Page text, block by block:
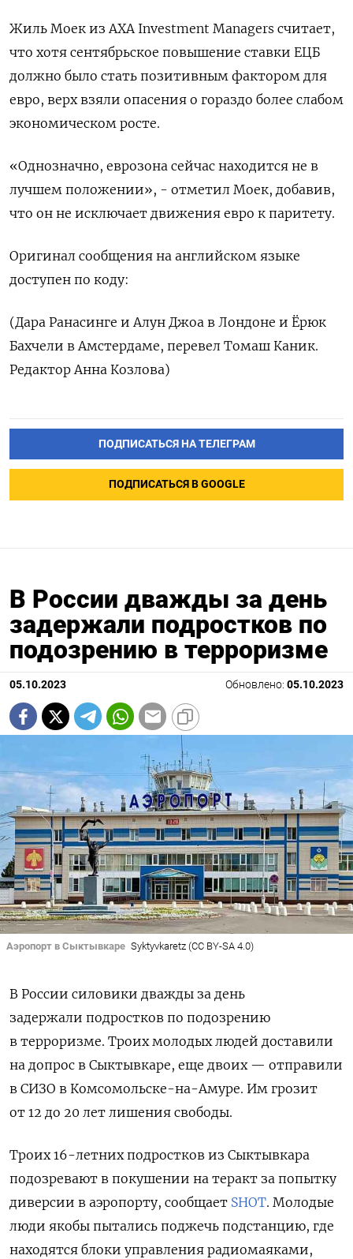
Жиль Моек из AXA Investment Managers считает,
что хотя сентябрьское повышение ставки ЕЦБ
должно было стать позитивным фактором для
евро, верх взяли опасения о гораздо более слабом
экономическом росте.
«Однозначно, еврозона сейчас находится не в
лучшем положении», - отметил Моек, добавив,
что он не исключает движения евро к паритету.
Оригинал сообщения на английском языке
доступен по коду:
(Дара Ранасинге и Алун Джоа в Лондоне и Ёрюк
Бахчели в Амстердаме, перевел Томаш Каник.
Редактор Анна Козлова)
ПОДПИСАТЬСЯ НА ТЕЛЕГРАМ
ПОДПИСАТЬСЯ В GOOGLE
В России дважды за день
задержали подростков по
подозрению в терроризме
05.10.2023 Обновлено: 05.10.2023
Аэропорт в Сыктывкаре Syktyvkaretz (CC BY-SA 4.0)
В России силовики дважды за день
задержали подростков по подозрению
в терроризме. Троих молодых людей доставили
на допрос в Сыктывкаре, еще двоих — отправили
в СИЗО в Комсомольске-на-Амуре. Им грозит
от 12 до 20 лет лишения свободы.
Троих 16-летних подростков из Сыктывкара
подозревают в покушении на теракт за попытку
диверсии в аэропорту, сообщает SHOT. Молодые
люди якобы пытались поджечь подстанцию, где
находятся блоки управления радиомаяками,